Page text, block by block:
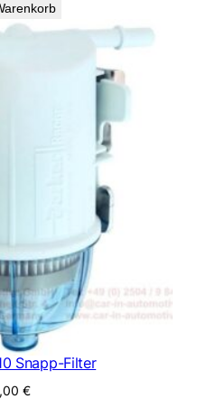
Snapp-Filter
€